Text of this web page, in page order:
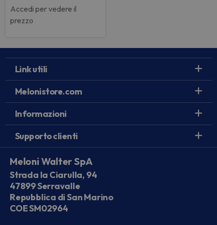
Accedi per vedere il
prezzo
Link utili
Melonistore.com
Informazioni
Supporto clienti
Meloni Walter SpA
Strada la Ciarulla, 94
47899 Serravalle
Repubblica di San Marino
COE SM02964